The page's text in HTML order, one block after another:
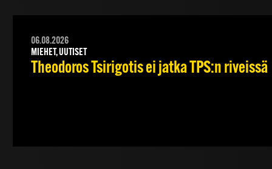
06.08.2026
MIEHET, UUTISET
Theodoros Tsirigotis ei jatka TPS:n riveissä